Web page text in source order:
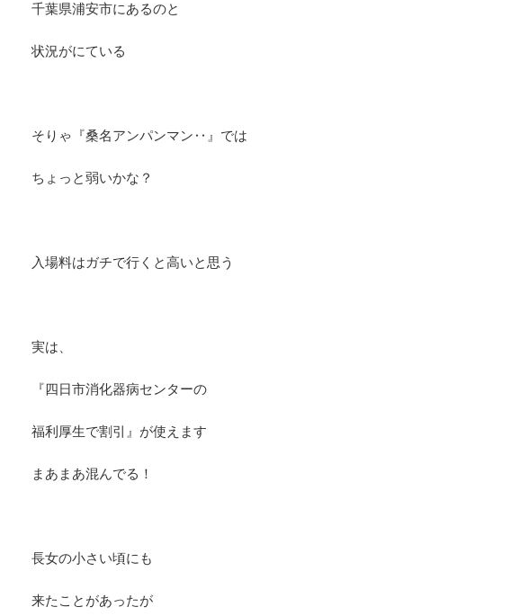
千葉県浦安市にあるのと
状況がにている
そりゃ『桑名アンパンマン‥』では
ちょっと弱いかな？
入場料はガチで行くと高いと思う
実は、
『四日市消化器病センターの
福利厚生で割引』が使えます
まあまあ混んでる！
長女の小さい頃にも
来たことがあったが